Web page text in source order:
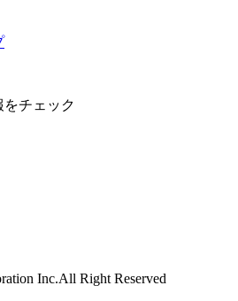
をチェック
Inc.All Right Reserved